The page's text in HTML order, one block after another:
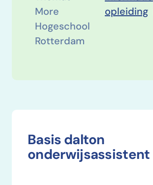
More
Hogeschool
Rotterdam
opleiding
Basis dalton
onderwijsassistent